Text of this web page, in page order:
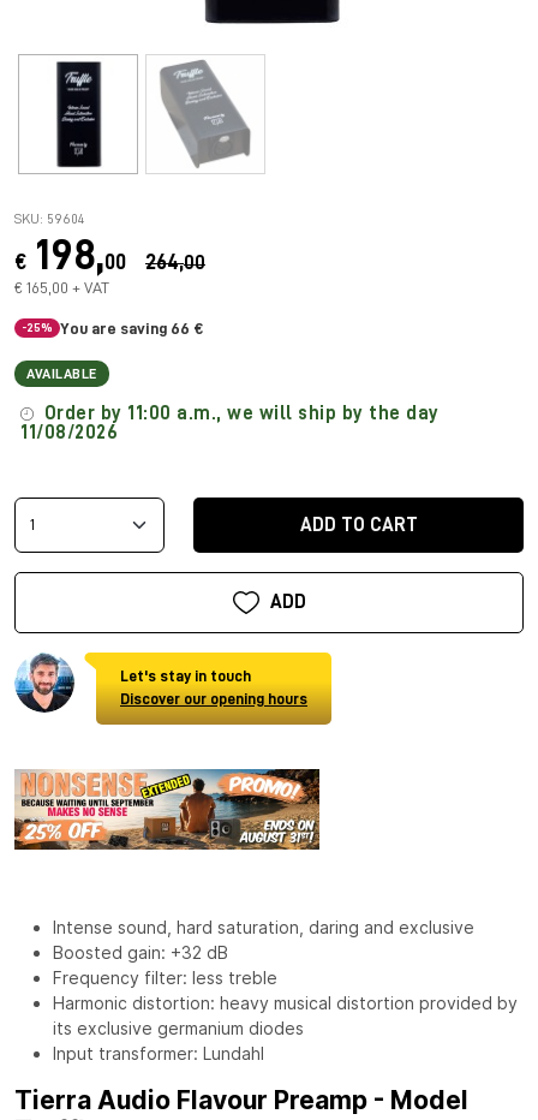
SKU: 59604
€ 198,00 264,00
€ 165,00 + VAT
-25% You are saving 66 €
AVAILABLE
Order by 11:00 a.m., we will ship by the day
11/08/2026
ADD TO CART
ADD
Let's stay in touch
Discover our opening hours
Intense sound, hard saturation, daring and exclusive
Boosted gain: +32 dB
Frequency filter: less treble
Harmonic distortion: heavy musical distortion provided by
its exclusive germanium diodes
Input transformer: Lundahl
Tierra Audio Flavour Preamp - Model